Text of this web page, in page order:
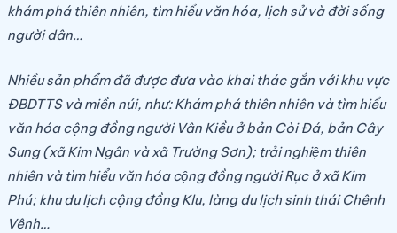
khám phá thiên nhiên, tìm hiểu văn hóa, lịch sử và đời sống
người dân…
Nhiều sản phẩm đã được đưa vào khai thác gắn với khu vực
ĐBDTTS và miền núi, như: Khám phá thiên nhiên và tìm hiểu
văn hóa cộng đồng người Vân Kiều ở bản Còi Đá, bản Cây
Sung (xã Kim Ngân và xã Trường Sơn); trải nghiệm thiên
nhiên và tìm hiểu văn hóa cộng đồng người Rục ở xã Kim
Phú; khu du lịch cộng đồng Klu, làng du lịch sinh thái Chênh
Vênh…